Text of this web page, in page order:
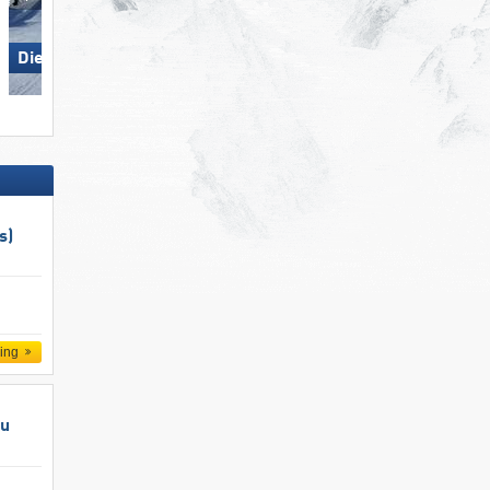
Die Tauplitz Steinplatte Winklmoosalm